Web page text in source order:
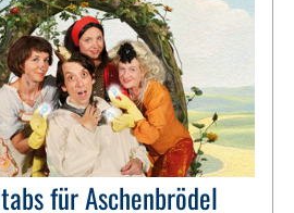
für Aschenbrödel